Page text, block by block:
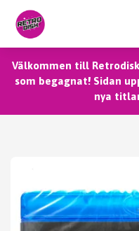
Välkommen till
som begagnat! Sidan
nya